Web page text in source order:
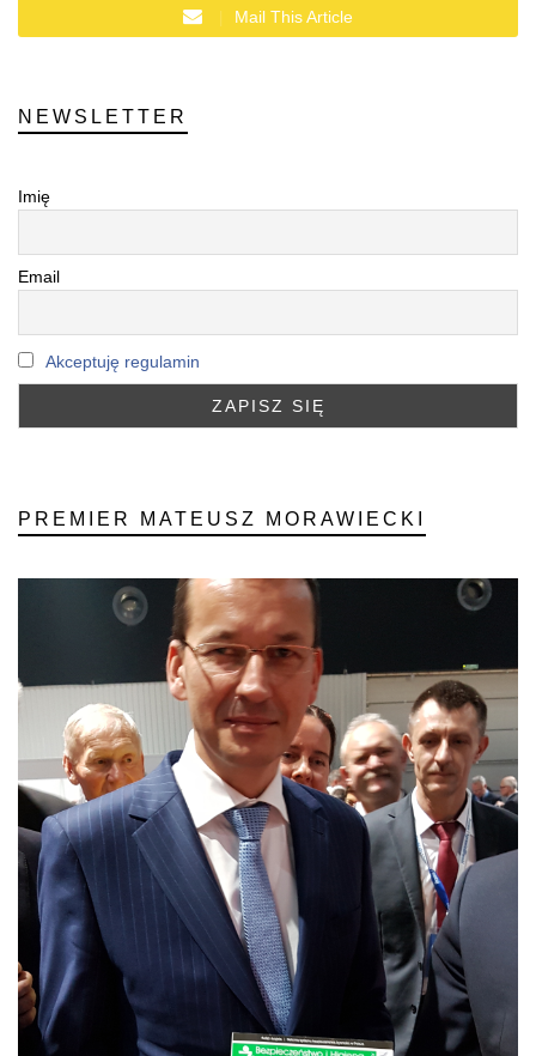
Mail This Article
NEWSLETTER
Imię
Email
Akceptuję regulamin
PREMIER MATEUSZ MORAWIECKI